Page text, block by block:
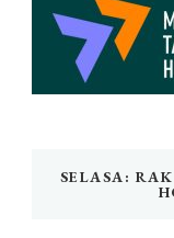
SELASA: